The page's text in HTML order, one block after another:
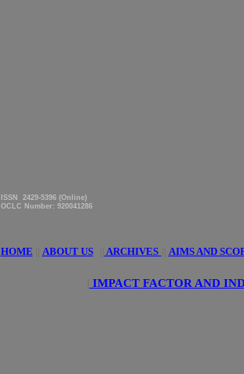
HOME ABOUT US ARCHIVES AIMS AND
IMPACT FACTOR AND
ISSN 2429-5396 (Online)
OCLC Number: 920041286